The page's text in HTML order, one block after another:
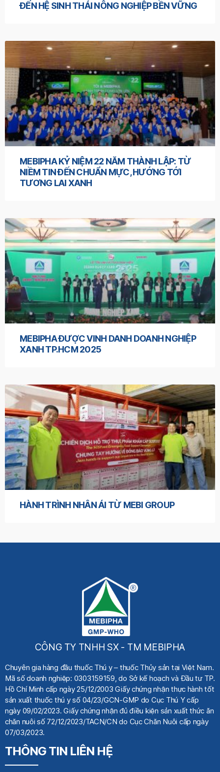
ĐẾN HỆ SINH THÁI NÔNG NGHIỆP BỀN VỮNG
MEBIPHA KỶ NIỆM 22 NĂM THÀNH LẬP: TỪ
NIỀM TIN ĐẾN CHUẨN MỰC, HƯỚNG TỚI
TƯƠNG LAI XANH
MEBIPHA ĐƯỢC VINH DANH DOANH NGHIỆP
XANH TP.HCM 2025
HÀNH TRÌNH NHÂN ÁI TỪ MEBI GROUP
CÔNG TY TNHH SX - TM MEBIPHA
Chuyên gia hàng đầu thuốc Thú y– thuốc Thủy sản tại Việt Nam.
Mã số doanh nghiệp: 0303159159, do Sở kế hoạch và Đầu tư TP.
Hồ Chí Minh cấp ngày 25/12/2003 Giấy chứng nhận thực hành tốt
sản xuất thuốc thú y số 04/23/GCN-GMP do Cục Thú Y cấp
ngày 09/02/2023. Giấy chứng nhận đủ điều kiện sản xuất thức ăn
chăn nuôi số 72/12/2023/TACN/CN do Cục Chăn Nuôi cấp ngày
07/03/2023.
THÔNG TIN LIÊN HỆ